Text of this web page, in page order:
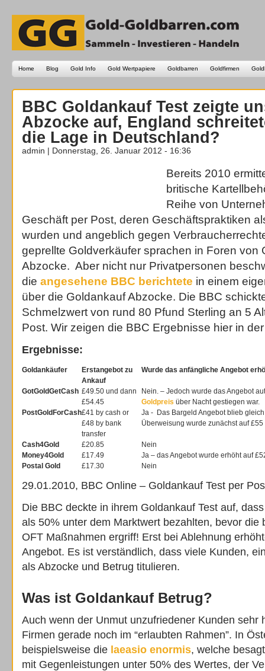
Home Blog Gold Info Gold Wertpapiere Goldbarren Goldfirmen
BBC Goldankauf Test zeigte
Abzocke auf, England
die Lage in Deutschland?
admin | Donnerstag, 26. Januar 2012 - 16:36
Bereits 2010
britische
Reihe von
Geschäft per Post, deren Geschäftspraktiken
wurden und angeblich gegen
geprellte Goldverkäufer sprachen in Foren von
Abzocke. Aber nicht nur Privatpersonen
die angesehene BBC berichtete in einem
über die Goldankauf Abzocke. Die BBC
Schmelzwert von rund 80 Pfund Sterling an 5
Post. Wir zeigen die BBC Ergebnisse hier in
Ergebnisse:
Goldankäufer
Erstangebot zu
Ankauf
Wurde das anfängliche Angebot
GotGoldGetCash £49.50 und dann
£54.45
Nein. – Jedoch wurde das Angebot
Goldpreis über Nacht gestiegen war.
PostGoldForCash£41 by cash or
£48 by bank
transfer
Ja - Das Bargeld Angebot blieb
Überweisung wurde zunächst auf
Cash4Gold £20.85
Nein
Money4Gold
£17.49
Ja – das Angebot wurde erhöht auf
Postal Gold
£17.30 Nein
29.01.2010, BBC Online – Goldankauf Test per
Die BBC deckte in ihrem Goldankauf Test auf,
als 50% unter dem Marktwert bezahlten, bevor die
OFT Maßnahmen ergriff! Erst bei Ablehnung
Angebot. Es ist verständlich, dass viele Kunden,
als Abzocke und Betrug titulieren.
Was ist Goldankauf Betrug?
Auch wenn der Unmut unzufriedener Kunden sehr
Firmen gerade noch im “erlaubten Rahmen”. In
beispielsweise die laeasio enormis, welche
mit Gegenleistungen unter 50% des Wertes, der